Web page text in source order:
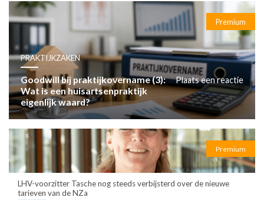
Premium
PRAKTIJKZAKEN
Goodwill bij praktijkovername (3):
Wat is een huisartsenpraktijk
eigenlijk waard?
Plaats een reactie
Premium
LHV-voorzitter Tasche nog steeds verbijsterd over de nieuwe
tarieven van de NZa